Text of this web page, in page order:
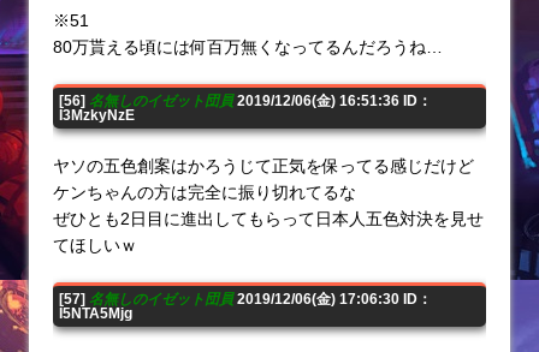
※51
80万貰える頃には何百万無くなってるんだろうね…
[56] 名無しのイゼット団員2019/12/06(金) 16:51:36 ID：
I3MzkyNzE
ヤソの五色創案はかろうじて正気を保ってる感じだけど
ケンちゃんの方は完全に振り切れてるな
ぜひとも2日目に進出してもらって日本人五色対決を見せ
てほしいｗ
[57] 名無しのイゼット団員2019/12/06(金) 17:06:30 ID：
I5NTA5Mjg